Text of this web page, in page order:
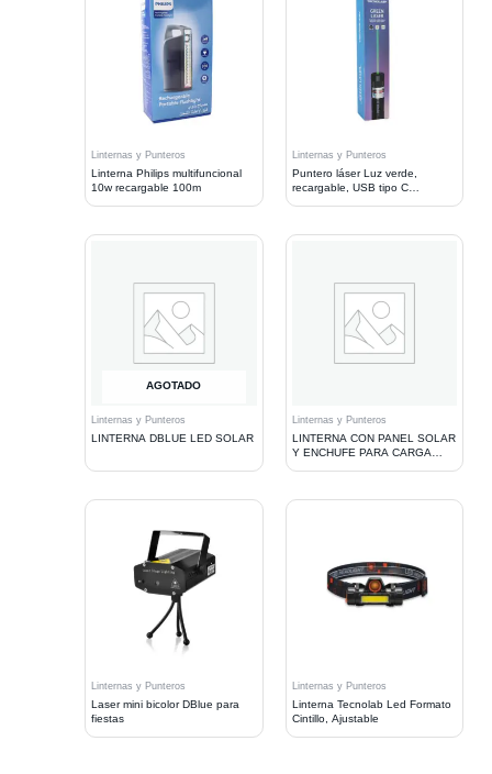
Linternas y Punteros
Linterna Philips multifuncional
10w recargable 100m
Linternas y Punteros
Puntero láser Luz verde,
recargable, USB tipo C
AGOTADO
Linternas y Punteros
LINTERNA DBLUE LED SOLAR
Linternas y Punteros
LINTERNA CON PANEL SOLAR
Y ENCHUFE PARA CARGA
Linternas y Punteros
Laser mini bicolor DBlue para
fiestas
Linternas y Punteros
Linterna Tecnolab Led Formato
Cintillo, Ajustable